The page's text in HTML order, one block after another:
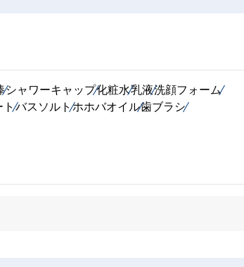
シャワーキャップ化粧水乳液洗顔フォーム
トバスソルトホホバオイル歯ブラシ